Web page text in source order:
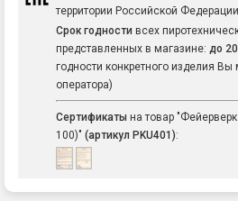
территории Российской Федерации
Срок годности всех
представленных в магазине: до
годности конкретного изделия Вы
оператора)
Сертификаты на товар
100)" (артикул PKU401):